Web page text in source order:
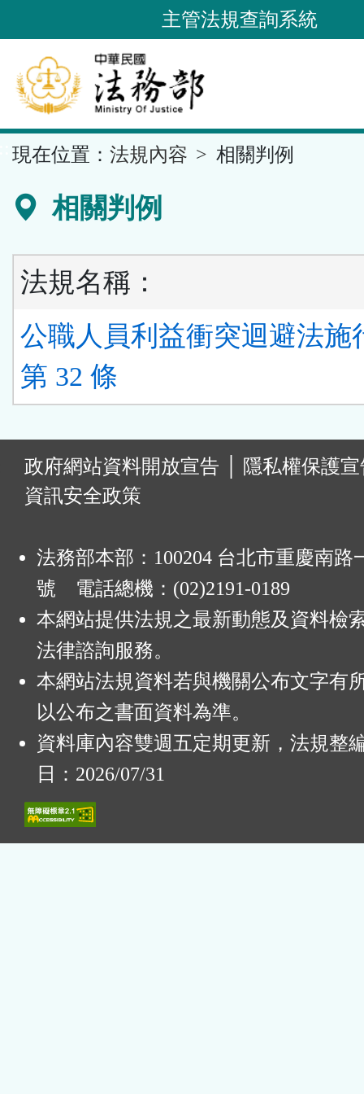
到
要
內
容
區
主管法規查詢系統
現在位置： 法規內容 相關判例
相關判例
法規名稱：
公職人員利益衝突迴避法施
第 32 條
政府網站資料開放宣告
隱私權保護
資訊安全政策
法務部本部：100204 台北市重慶南路
號 電話總機：(02)2191-0189
本網站提供法規之最新動態及資料檢
法律諮詢服務。
本網站法規資料若與機關公布文字有
以公布之書面資料為準。
資料庫內容雙週五定期更新，法規整
日：2026/07/31